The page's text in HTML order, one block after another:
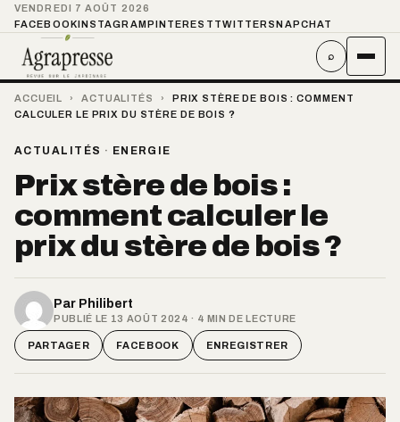
VENDREDI 7 AOÛT 2026
FACEBOOKINSTAGRAMPINTEREST TWITTER SNAPCHAT
⌕
ACCUEIL › ACTUALITÉS ›
PRIX STÈRE DE BOIS : COMMENT
CALCULER LE PRIX DU STÈRE DE BOIS ?
ACTUALITÉS · ENERGIE
Prix stère de bois :
comment calculer le
prix du stère de bois ?
Par Philibert
PUBLIÉ LE 13 AOÛT 2024 · 4 MIN DE LECTURE
PARTAGER FACEBOOK ENREGISTRER